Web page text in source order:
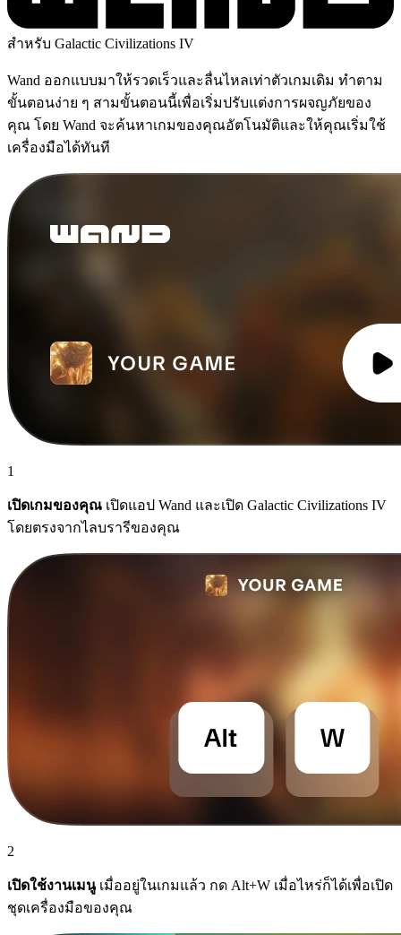
สำหรับ Galactic Civilizations IV
Wand ออกแบบมาให้รวดเร็วและลื่นไหลเท่าตัวเกมเดิม ทำตาม
ขั้นตอนง่าย ๆ สามขั้นตอนนี้เพื่อเริ่มปรับแต่งการผจญภัยของ
คุณ โดย Wand จะค้นหาเกมของคุณอัตโนมัติและให้คุณเริ่มใช้
เครื่องมือได้ทันที
1
เปิดเกมของคุณ เปิดแอป Wand และเปิด Galactic Civilizations IV
โดยตรงจากไลบรารีของคุณ
2
เปิดใช้งานเมนูเมื่ออยู่ในเกมแล้ว กด Alt+W เมื่อไหร่ก็ได้เพื่อเปิด
ชุดเครื่องมือของคุณ